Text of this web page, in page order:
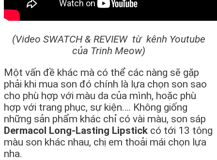
(Video SWATCH & REVIEW từ kênh Youtube
của Trinh Meow)
Một vấn đề khác mà có thể các nàng sẽ gặp
phải khi mua son đó chính là lựa chọn son sao
cho phù hợp với màu da của mình, hoặc phù
hợp với trang phục, sự kiện…. Không giống
những sản phẩm khác chỉ có vài màu, son sáp
Dermacol Long-Lasting Lipstick có tới 13 tông
màu son khác nhau, chị em thoải mái chọn lựa
nha.